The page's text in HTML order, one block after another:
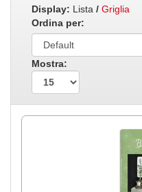
Display: Lista / Griglia
Ordina per:
Mostra: